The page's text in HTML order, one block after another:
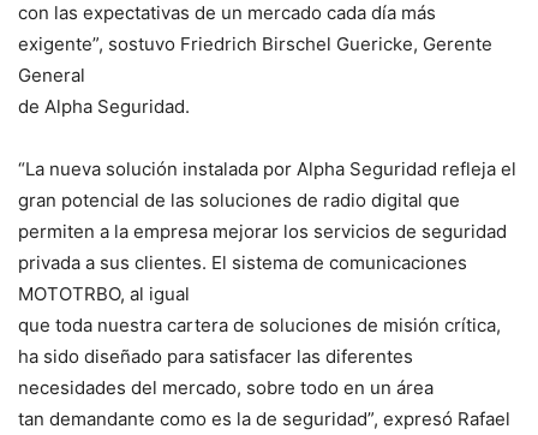
con las expectativas de un mercado cada día más
exigente”, sostuvo Friedrich Birschel Guericke, Gerente
General
de Alpha Seguridad.
“La nueva solución instalada por Alpha Seguridad refleja el
gran potencial de las soluciones de radio digital que
permiten a la empresa mejorar los servicios de seguridad
privada a sus clientes. El sistema de comunicaciones
MOTOTRBO, al igual
que toda nuestra cartera de soluciones de misión crítica,
ha sido diseñado para satisfacer las diferentes
necesidades del mercado, sobre todo en un área
tan demandante como es la de seguridad”, expresó Rafael